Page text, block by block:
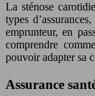
La sténose
types
emprunteur, en
comprendre
pouvoir adapter sa
Assurance